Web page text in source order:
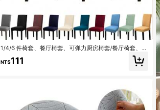
1/4/6 件椅套、餐厅椅套、可弹力厨房椅套/餐厅椅套、可
NT$111